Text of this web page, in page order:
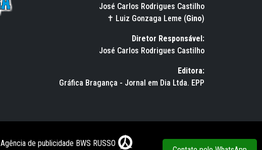
José Carlos Rodrigues Castilho
✝ Luiz Gonzaga Leme (Gino)
Diretor Responsável:
José Carlos Rodrigues Castilho
Editora:
Gráfica Bragança - Jornal em Dia Ltda. EPP
Agência de publicidade BWS RUSSO